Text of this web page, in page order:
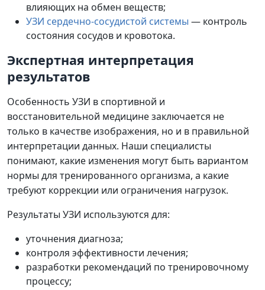
влияющих на обмен веществ;
УЗИ сердечно-сосудистой системы — контроль
состояния сосудов и кровотока.
Экспертная интерпретация
результатов
Особенность УЗИ в спортивной и
восстановительной медицине заключается не
только в качестве изображения, но и в правильной
интерпретации данных. Наши специалисты
понимают, какие изменения могут быть вариантом
нормы для тренированного организма, а какие
требуют коррекции или ограничения нагрузок.
Результаты УЗИ используются для:
уточнения диагноза;
контроля эффективности лечения;
разработки рекомендаций по тренировочному
процессу;